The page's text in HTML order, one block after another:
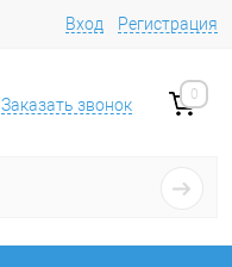
Вход Регистрация
Заказать звонок
0